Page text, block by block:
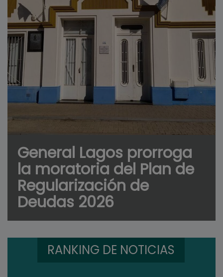
General Lagos prorroga
la moratoria del Plan de
Regularización de
Deudas 2026
RANKING DE NOTICIAS